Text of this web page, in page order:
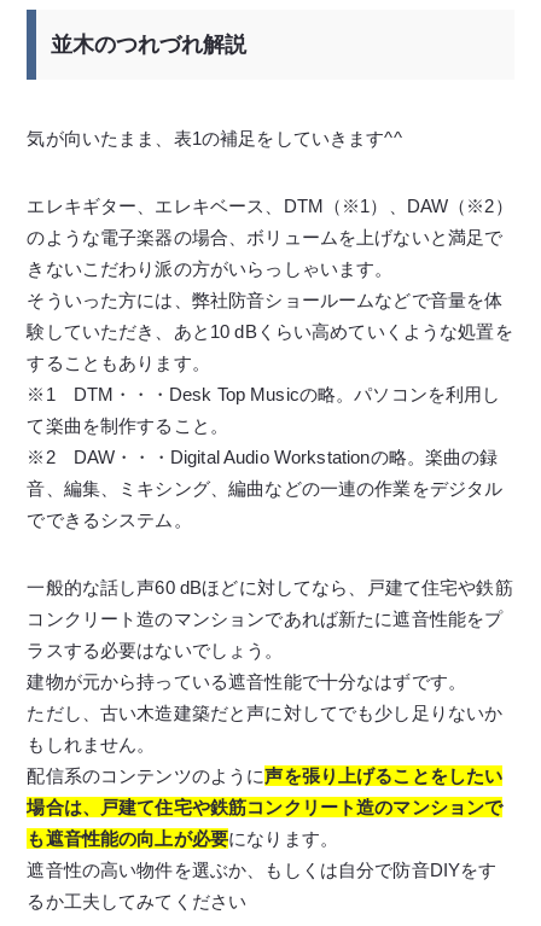
並木のつれづれ解説
気が向いたまま、表1の補足をしていきます^^
エレキギター、エレキベース、DTM（※1）、DAW（※2）
のような電子楽器の場合、ボリュームを上げないと満足で
きないこだわり派の方がいらっしゃいます。
そういった方には、弊社防音ショールームなどで音量を体
験していただき、あと10 dBくらい高めていくような処置を
することもあります。
※1 DTM・・・Desk Top Musicの略。パソコンを利用し
て楽曲を制作すること。
※2 DAW・・・Digital Audio Workstationの略。楽曲の録
音、編集、ミキシング、編曲などの一連の作業をデジタル
でできるシステム。
一般的な話し声60 dBほどに対してなら、戸建て住宅や鉄筋
コンクリート造のマンションであれば新たに遮音性能をプ
ラスする必要はないでしょう。
建物が元から持っている遮音性能で十分なはずです。
ただし、古い木造建築だと声に対してでも少し足りないか
もしれません。
配信系のコンテンツのように声を張り上げることをしたい
場合は、戸建て住宅や鉄筋コンクリート造のマンションで
も遮音性能の向上が必要になります。
遮音性の高い物件を選ぶか、もしくは自分で防音DIYをす
るか工夫してみてください